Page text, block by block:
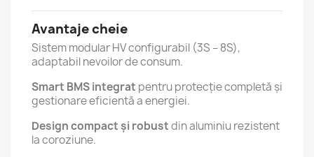
Avantaje cheie
Sistem modular HV configurabil (3S – 8S),
adaptabil nevoilor de consum.
Smart BMS integrat pentru protecție completă și
gestionare eficientă a energiei.
Design compact și robustdin aluminiu rezistent
la coroziune.